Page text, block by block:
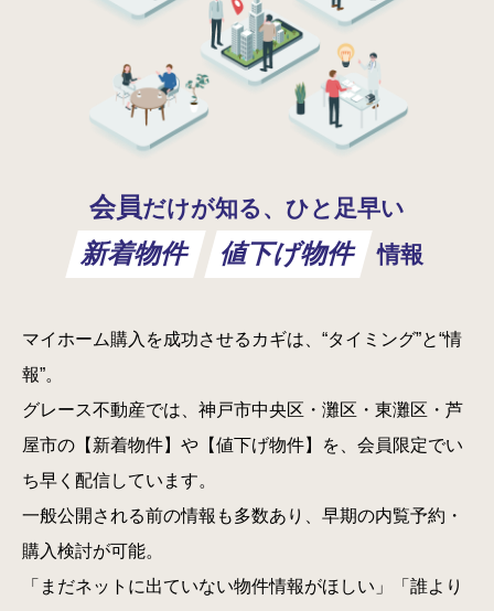
会員だけが知る、ひと足早い
新着物件 値下げ物件 情報
マイホーム購入を成功させるカギは、“タイミング”と“情
報”。
グレース不動産では、神戸市中央区・灘区・東灘区・芦
屋市の【新着物件】や【値下げ物件】を、会員限定でい
ち早く配信しています。
一般公開される前の情報も多数あり、早期の内覧予約・
購入検討が可能。
「まだネットに出ていない物件情報がほしい」「誰より